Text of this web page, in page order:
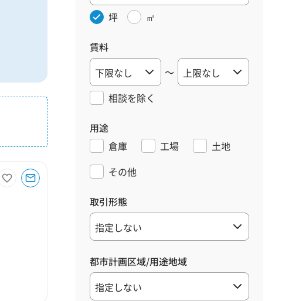
坪 ㎡
賃料
～
相談を除く
用途
倉庫
工場
土地
その他
取引形態
都市計画区域/用途地域